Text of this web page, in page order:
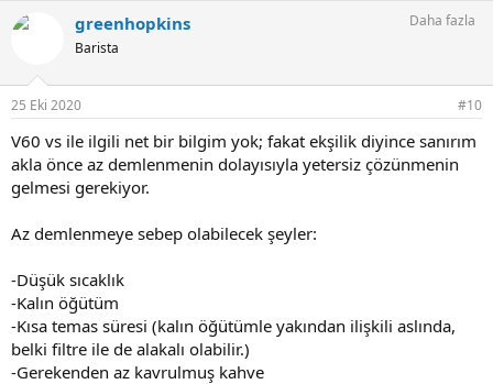
k
:
greenhopkins
Barista
Daha fazla
25 Eki 2020 #10
V60 vs ile ilgili net bir bilgim yok; fakat ekşilik diyince sanırım
akla önce az demlenmenin dolayısıyla yetersiz çözünmenin
gelmesi gerekiyor.
Az demlenmeye sebep olabilecek şeyler:
-Düşük sıcaklık
-Kalın öğütüm
-Kısa temas süresi (kalın öğütümle yakından ilişkili aslında,
belki filtre ile de alakalı olabilir.)
-Gerekenden az kavrulmuş kahve